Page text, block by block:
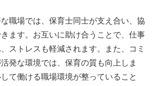
職場では、保育士同士が支え合い、協
ます。お互いに助け合うことで、仕事
ストレスも軽減されます。また、コミ
発な環境では、保育の質も向上しま
て働ける職場環境が整っていること